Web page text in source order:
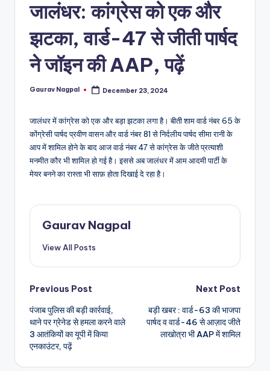
m
a
जालंधर: कांग्रेस को एक और
झटका, वार्ड-47 से जीती पार्षद
ने जॉइन की AAP, पढ़ें
Posted
Gaurav Nagpal December 23, 2024
जालंधर में कांग्रेस को एक और बड़ा झटका लगा है। बीती शाम वार्ड नंबर 65 के
कोंग्रेसी पार्षद प्रवीण वासन और वार्ड नंबर 81 से निर्दलीय पार्षद सीमा रानी के
आप में शामिल होने के बाद आज वार्ड नंबर 47 से कांग्रेस के जीते प्रत्याशी
मनमीत कौर भी शामिल हो गई है। इससे अब जालंधर में आम आदमी पार्टी के
मेयर बनने का रास्ता भी साफ़ होता दिखाई दे रहा है।
Gaurav Nagpal
View All Posts
Post
navigation
Previous Post
पंजाब पुलिस की बड़ी कार्रवाई,
थाने पर ग्रेनेड से हमला करने वाले
3 आतंकियों का यूपी में किया
एनकाउंटर, पढ़ें
Next Post
बड़ी खबर : वार्ड-63 की भाजपा
पार्षद व वार्ड-46 से आज़ाद जीते
लाखोत्रा भी AAP में शामिल